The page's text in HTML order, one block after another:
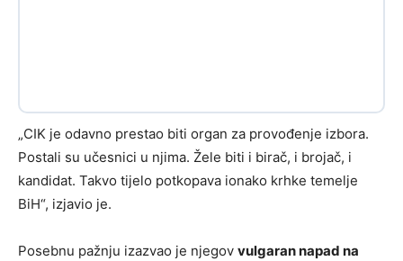
„CIK je odavno prestao biti organ za provođenje izbora.
Postali su učesnici u njima. Žele biti i birač, i brojač, i
kandidat. Takvo tijelo potkopava ionako krhke temelje
BiH“, izjavio je.
Posebnu pažnju izazvao je njegov vulgaran napad na